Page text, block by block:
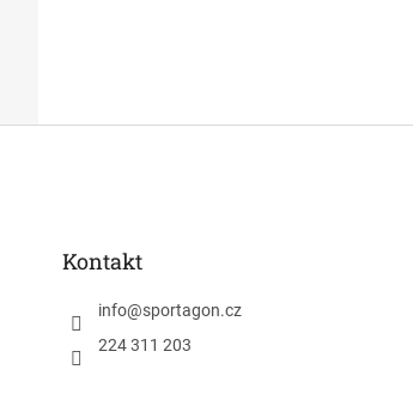
Kontakt
info@sportagon.cz
224 311 203